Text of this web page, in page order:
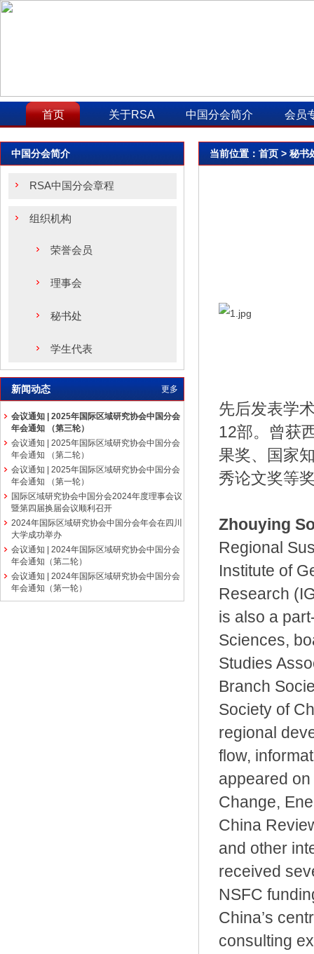
首页 关于RSA 中国分会简介 会员
中国分会简介
RSA中国分会章程
组织机构
荣誉会员
理事会
秘书处
学生代表
更多
新闻动态
会议通知 | 2025年国际区域研究协会中国分会
年会通知 （第三轮）
会议通知 | 2025年国际区域研究协会中国分会
年会通知 （第二轮）
会议通知 | 2025年国际区域研究协会中国分会
年会通知 （第一轮）
国际区域研究协会中国分会2024年度理事会议
暨第四届换届会议顺利召开
2024年国际区域研究协会中国分会年会在四川
大学成功举办
会议通知 | 2024年国际区域研究协会中国分会
年会通知（第二轮）
会议通知 | 2024年国际区域研究协会中国分会
年会通知（第一轮）
当前位置： 首页 > 秘书
先后发表学
12部。曾获
果奖、国家
秀论文奖等
Zhouying
Regional
Institute of
Research
is also a
Sciences,
Studies
Branch
Society of
regional
flow,
appeared
Change,
China
and other
received
NSFC
China’s
consulting